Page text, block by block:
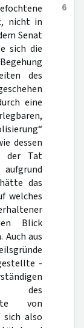
6
nicht in
Senat
sich die
des
eine
dessen
der Tat
das
welches
Blick
aus
-
des
von
sich also